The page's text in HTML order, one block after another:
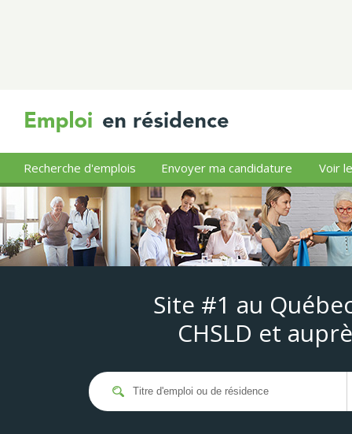
Recherche d'emplois Envoyer ma candidature Voir
Site #1 au
CHSLD et